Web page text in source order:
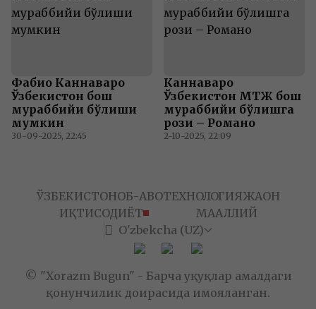
Фабио Каннаваро
Ўзбекистон бош
мураббийи бўлиши
мумкин
30-09-2025, 22:45
Каннаваро
Ўзбекистон МТЖ бош
мураббийи бўлишга
рози – Романо
2-10-2025, 22:09
ЎЗБЕКИСТОНОБ-ҲАВОТЕХНОЛОГИЯЖАҲОН
ИҚТИСОДИЁТ
МАҲАЛЛИЙ
O'zbekcha (UZ)
© "Xorazm Bugun" - Барча ҳуқуқлар амалдаги
қонунчилик доирасида ҳимояланган.